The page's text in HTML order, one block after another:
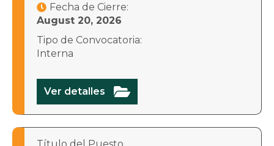
 Fecha de Cierre:
August 20, 2026
Tipo de Convocatoria:
Interna
Ver detalles 